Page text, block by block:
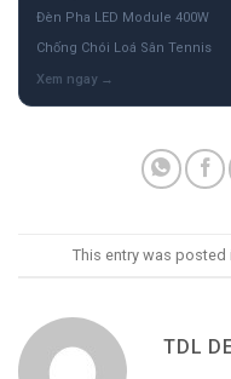
Đèn Pha LED Module 400W
Chống Chói Loá Sân Tennis
This entry was posted
TDL